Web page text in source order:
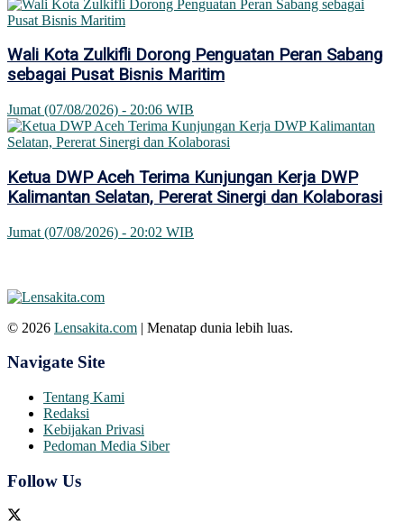
Wali Kota Zulkifli Dorong Penguatan Peran Sabang
sebagai Pusat Bisnis Maritim
Jumat (07/08/2026) - 20:06 WIB
Ketua DWP Aceh Terima Kunjungan Kerja DWP
Kalimantan Selatan, Pererat Sinergi dan Kolaborasi
Jumat (07/08/2026) - 20:02 WIB
© 2026 Lensakita.com | Menatap dunia lebih luas.
Navigate Site
Tentang Kami
Redaksi
Kebijakan Privasi
Pedoman Media Siber
Follow Us